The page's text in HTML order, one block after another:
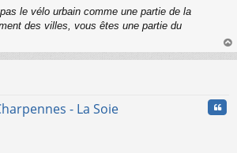
le vélo urbain comme une partie de la
des villes, vous êtes une partie du
au
- La Soie